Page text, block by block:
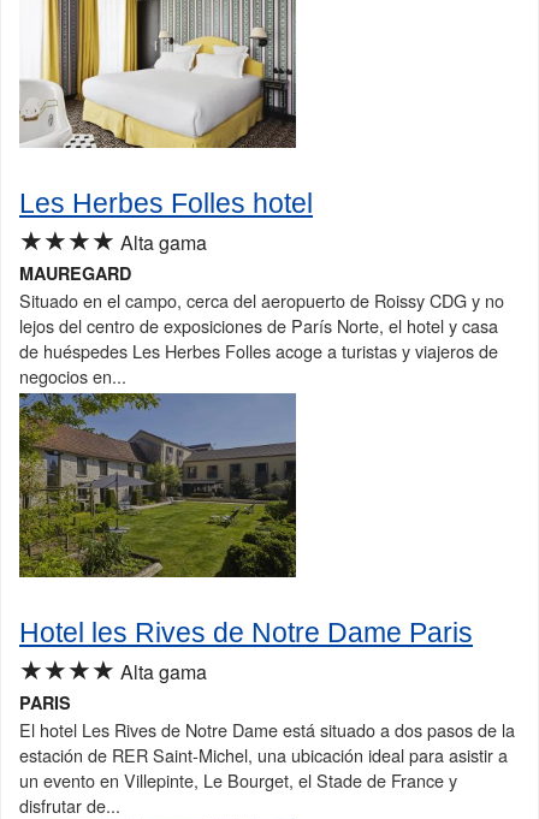
Les Herbes Folles hotel
★★★★ Alta gama
MAUREGARD
Situado en el campo, cerca del aeropuerto de Roissy CDG y no
lejos del centro de exposiciones de París Norte, el hotel y casa
de huéspedes Les Herbes Folles acoge a turistas y viajeros de
negocios en...
Hotel les Rives de Notre Dame Paris
★★★★ Alta gama
PARIS
El hotel Les Rives de Notre Dame está situado a dos pasos de la
estación de RER Saint-Michel, una ubicación ideal para asistir a
un evento en Villepinte, Le Bourget, el Stade de France y
disfrutar de...